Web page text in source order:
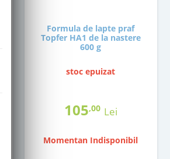
Formula de lapte praf
Topfer HA1 de la nastere
600 g
stoc epuizat
105,00 Lei
Momentan Indisponibil